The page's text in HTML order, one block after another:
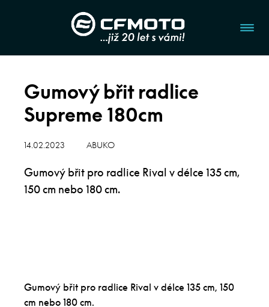
Gumový břit radlice
Supreme 180cm
14.02.2023 ABUKO
Gumový břit pro radlice Rival v délce 135 cm,
150 cm nebo 180 cm.
Gumový břit pro radlice Rival v délce 135 cm, 150
cm nebo 180 cm.